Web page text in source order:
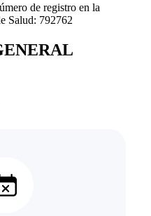
de registro en la
Salud: 792762